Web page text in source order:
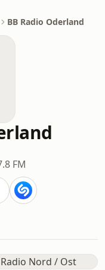
BB Radio Oderland
FM